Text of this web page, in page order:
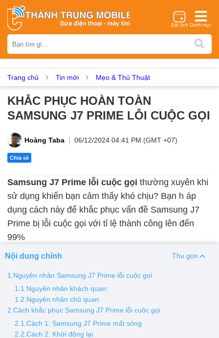
iPhone Samsung Oppo Xiaomi Realme Vivo
Asus Sony Vertu LG Tecno
Dịch vụ sửa chữa
Thay camera
Thay loa Thay kính lưng Thay vỏ Thay chân sạc
Màn hình Xiaomi Màn hình Realme
Màn hình Vsmart Màn hình Google Pixel
Pin iPhone Pin Xiaomi
Thay vỏ
Vỏ iPhone Vỏ Samsung Vỏ Xiaomi
Vỏ Huawei Vỏ Vivo
Trang chủ Tin mới Mẹo & Thủ Thuật
KHẮC PHỤC HOÀN TOÀN
SAMSUNG J7 PRIME LỖI CUỘC GỌI
Hoàng Taba 06/12/2024 04:41 PM (GMT +07)
Chia sẻ
Samsung J7 Prime lỗi cuộc gọi thường xuyên khi
sử dụng khiến bạn cảm thấy khó chịu? Bạn h áp
dụng cách này để khắc phục vấn đề Samsung J7
Prime bị lỗi cuộc gọi với tỉ lệ thành công lên đến
99%
Nội dung chính Thu gọn
1.Nguyên nhân Samsung J7 Prime lỗi cuộc gọi
1.1.Nguyên nhân khách quan:
1.2.Nguyên nhân chủ quan:
2.Cách khắc phục Samsung J7 Prime lỗi cuộc gọi
2.1.Cách 1: Samsung J7 Prime mất sóng
2.2.Cách 2: Khởi động lại